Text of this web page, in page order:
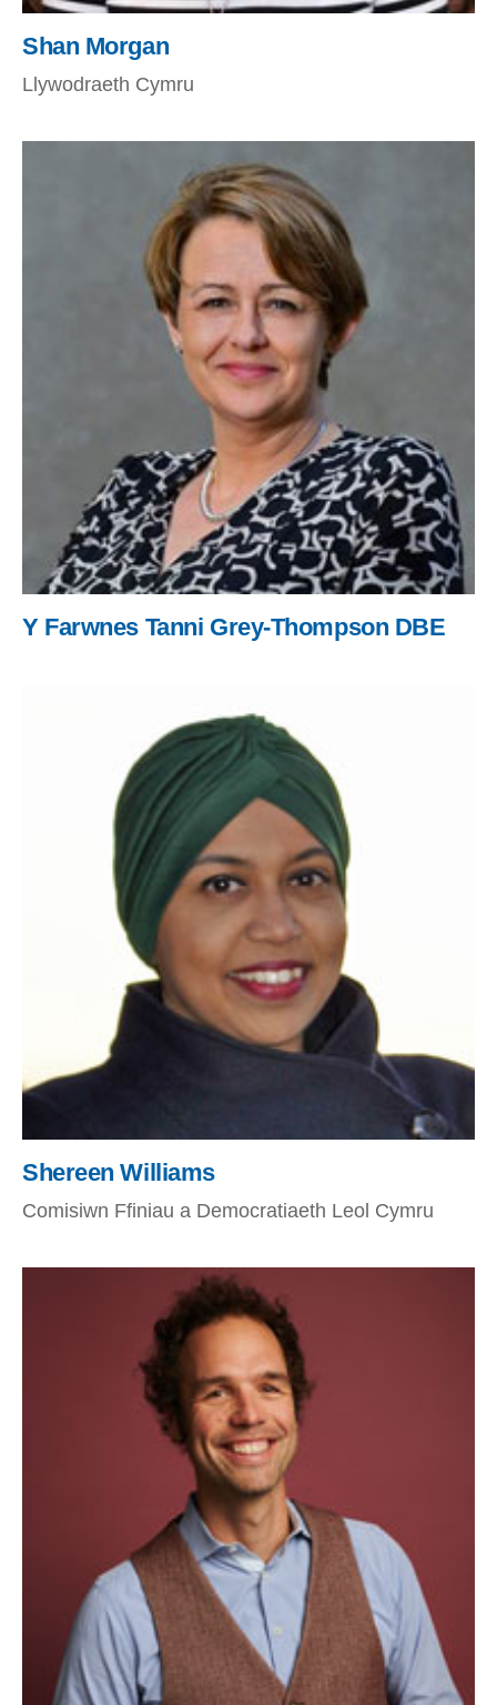
Shan Morgan
Llywodraeth Cymru
Y Farwnes Tanni Grey-Thompson DBE
Shereen Williams
Comisiwn Ffiniau a Democratiaeth Leol Cymru